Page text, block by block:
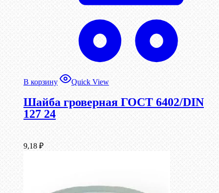
В корзину Quick View
Шайба гроверная ГОСТ 6402/DIN
127 24
9,18 ₽